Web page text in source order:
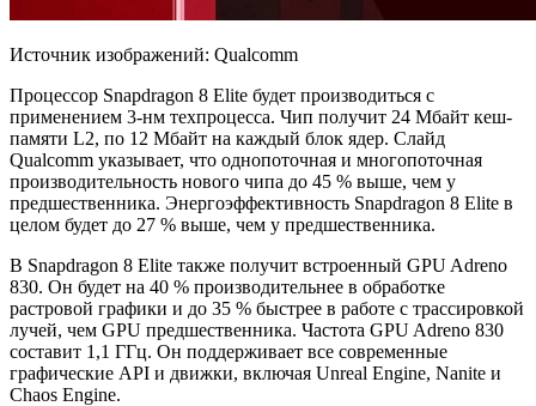
Источник изображений: Qualcomm
Процессор Snapdragon 8 Elite будет производиться с
применением 3-нм техпроцесса. Чип получит 24 Мбайт кеш-
памяти L2, по 12 Мбайт на каждый блок ядер. Слайд
Qualcomm указывает, что однопоточная и многопоточная
производительность нового чипа до 45 % выше, чем у
предшественника. Энергоэффективность Snapdragon 8 Elite в
целом будет до 27 % выше, чем у предшественника.
В Snapdragon 8 Elite также получит встроенный GPU Adreno
830. Он будет на 40 % производительнее в обработке
растровой графики и до 35 % быстрее в работе с трассировкой
лучей, чем GPU предшественника. Частота GPU Adreno 830
составит 1,1 ГГц. Он поддерживает все современные
графические API и движки, включая Unreal Engine, Nanite и
Chaos Engine.